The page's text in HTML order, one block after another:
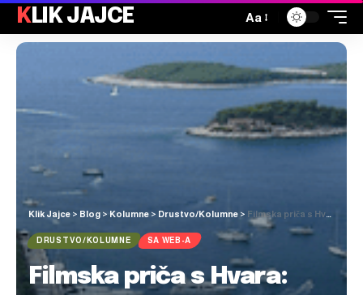
KLIK JAJCE Aa
Klik Jajce > Blog > Kolumne > Drustvo/Kolumne > Filmska priča s Hvara: Njemica digla policiju, vatrogasce i HGSS na noge. Ona se vratila kući, a oni tražili “nestalog” supruga…
DRUSTVO/KOLUMNE SA WEB-A
Filmska priča s Hvara: